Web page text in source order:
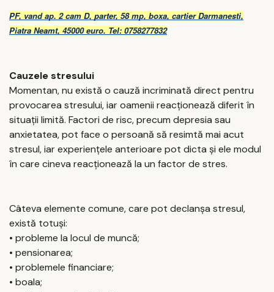
PF, vand ap. 2 cam D, parter, 58 mp, boxa, cartier Darmanesti,
Piatra Neamt, 45000 euro. Tel: 0758277832
Cauzele stresului
Momentan, nu există o cauză incriminată direct pentru
provocarea stresului, iar oamenii reacționează diferit în
situații limită. Factori de risc, precum depresia sau
anxietatea, pot face o persoană să resimtă mai acut
stresul, iar experiențele anterioare pot dicta și ele modul
în care cineva reacționează la un factor de stres.
Câteva elemente comune, care pot declanșa stresul,
există totuși:
• probleme la locul de muncă;
• pensionarea;
• problemele financiare;
• boala;